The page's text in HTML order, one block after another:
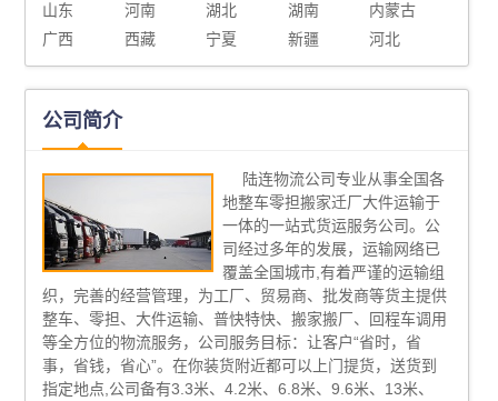
山东
河南 湖北 湖南
内蒙古
广西
西藏 宁夏 新疆 河北
公司简介
陆连物流公司专业从事全国各
地整车零担搬家迁厂大件运输于
一体的一站式货运服务公司。公
司经过多年的发展，运输网络已
覆盖全国城市,有着严谨的运输组
织，完善的经营管理，为工厂、贸易商、批发商等货主提供
整车、零担、大件运输、普快特快、搬家搬厂、回程车调用
等全方位的物流服务，公司服务目标：让客户“省时，省
事，省钱，省心”。在你装货附近都可以上门提货，送货到
指定地点,公司备有3.3米、4.2米、6.8米、9.6米、13米、